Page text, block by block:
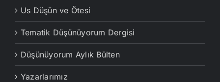
Us Düşün ve Ötesi
Tematik Düşünüyorum Dergisi
Düşünüyorum Aylık Bülten
Yazarlarımız